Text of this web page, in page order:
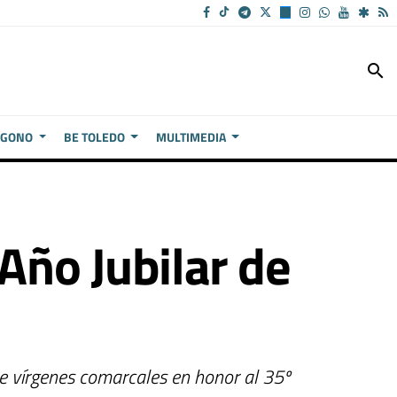
search
BE TOLEDO MULTIMEDIA
Jubilar de
comarcales en honor al 35º